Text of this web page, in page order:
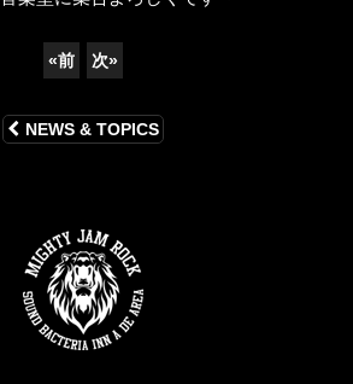
«前 次»
NEWS & TOPICS